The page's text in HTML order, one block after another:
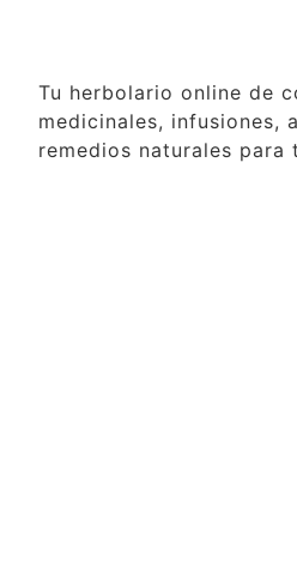
Tu herbolario online de
medicinales, infusiones,
remedios naturales para